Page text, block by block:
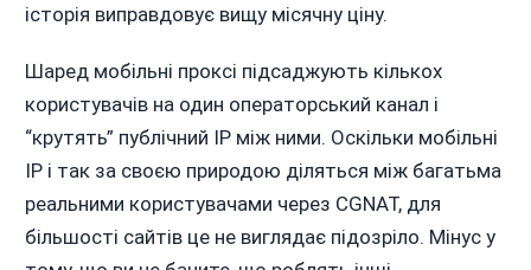
історія виправдовує вищу місячну ціну.
Шаред мобільні проксі підсаджують кількох
користувачів на один операторський канал і
“крутять” публічний IP між ними. Оскільки мобільні
IP і так за своєю природою діляться між багатьма
реальними користувачами через CGNAT, для
більшості сайтів це не виглядає підозріло. Мінус у